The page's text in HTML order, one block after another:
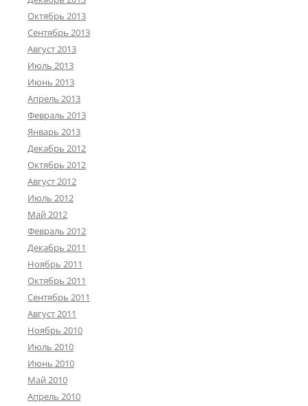
Октябрь 2013
Сентябрь 2013
Август 2013
Июль 2013
Июнь 2013
Апрель 2013
Февраль 2013
Январь 2013
Декабрь 2012
Октябрь 2012
Август 2012
Июль 2012
Май 2012
Февраль 2012
Декабрь 2011
Ноябрь 2011
Октябрь 2011
Сентябрь 2011
Август 2011
Ноябрь 2010
Июль 2010
Июнь 2010
Май 2010
Апрель 2010